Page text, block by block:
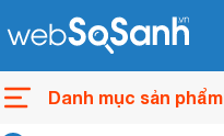
Danh mục sản phẩm